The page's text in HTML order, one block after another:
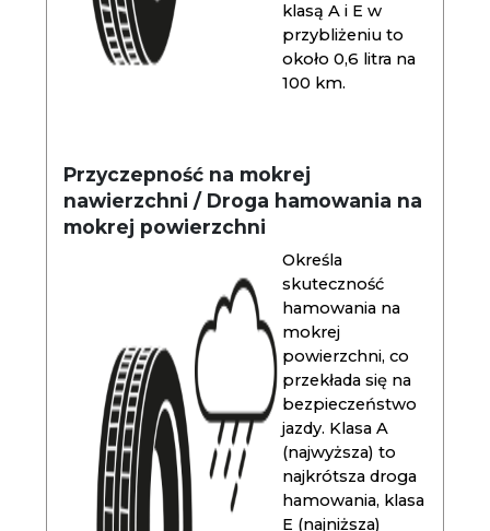
klasą A i E w
przybliżeniu to
około 0,6 litra na
100 km.
Przyczepność na mokrej
nawierzchni / Droga hamowania na
mokrej powierzchni
Określa
skuteczność
hamowania na
mokrej
powierzchni, co
przekłada się na
bezpieczeństwo
jazdy. Klasa A
(najwyższa) to
najkrótsza droga
hamowania, klasa
E (najniższa)